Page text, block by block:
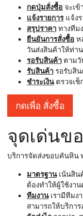
กดปุ่มสั่งซื้อ จะเข้
แจ้งรายการแจ้งร
สรุปราคา ทางทีม
ยืนยันการสั่งซื้อ ห
วันส่งสินค้าให้ท่า
รอรับสินค้า ตาม
รับสินค้า รอรับสิ
ชำระเงินตรวจเช็
กดเพื่อ สั่งซื้อ
จุดเด่นข
บริการจัดส่งขอบคันหิน
มาตรฐานเน้นสิน
ต้องทำให้ผู้ใช้งา
ทีมงานเรามีทีมง
สามารถให้บริกา